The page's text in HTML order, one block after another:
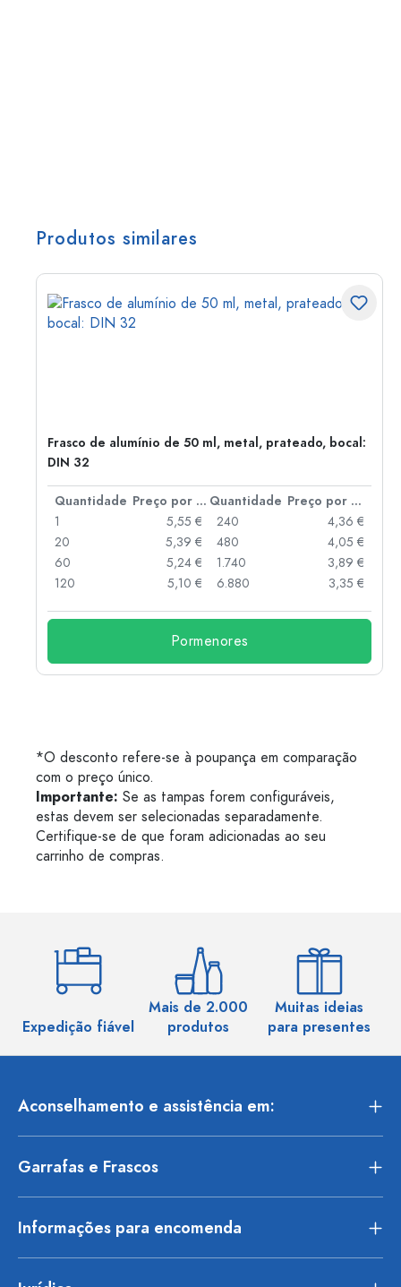
Produtos similares
Frasco de alumínio de 50 ml, metal, prateado, bocal:
DIN 32
Quantidade Preço por peça Quantidade
Preço por peça
1
5,55 €
20
5,39 €
60
5,24 €
120
5,10 €
240
4,36 €
480
4,05 €
1.740
3,89 €
6.880
3,35 €
Pormenores
*O desconto refere-se à poupança em comparação
com o preço único.
Importante: Se as tampas forem configuráveis,
estas devem ser selecionadas separadamente.
Certifique-se de que foram adicionadas ao seu
carrinho de compras.
Expedição fiável
Mais de 2.000
produtos
Muitas ideias
para presentes
Aconselhamento e assistência em:
Garrafas e Frascos
Informações para encomenda